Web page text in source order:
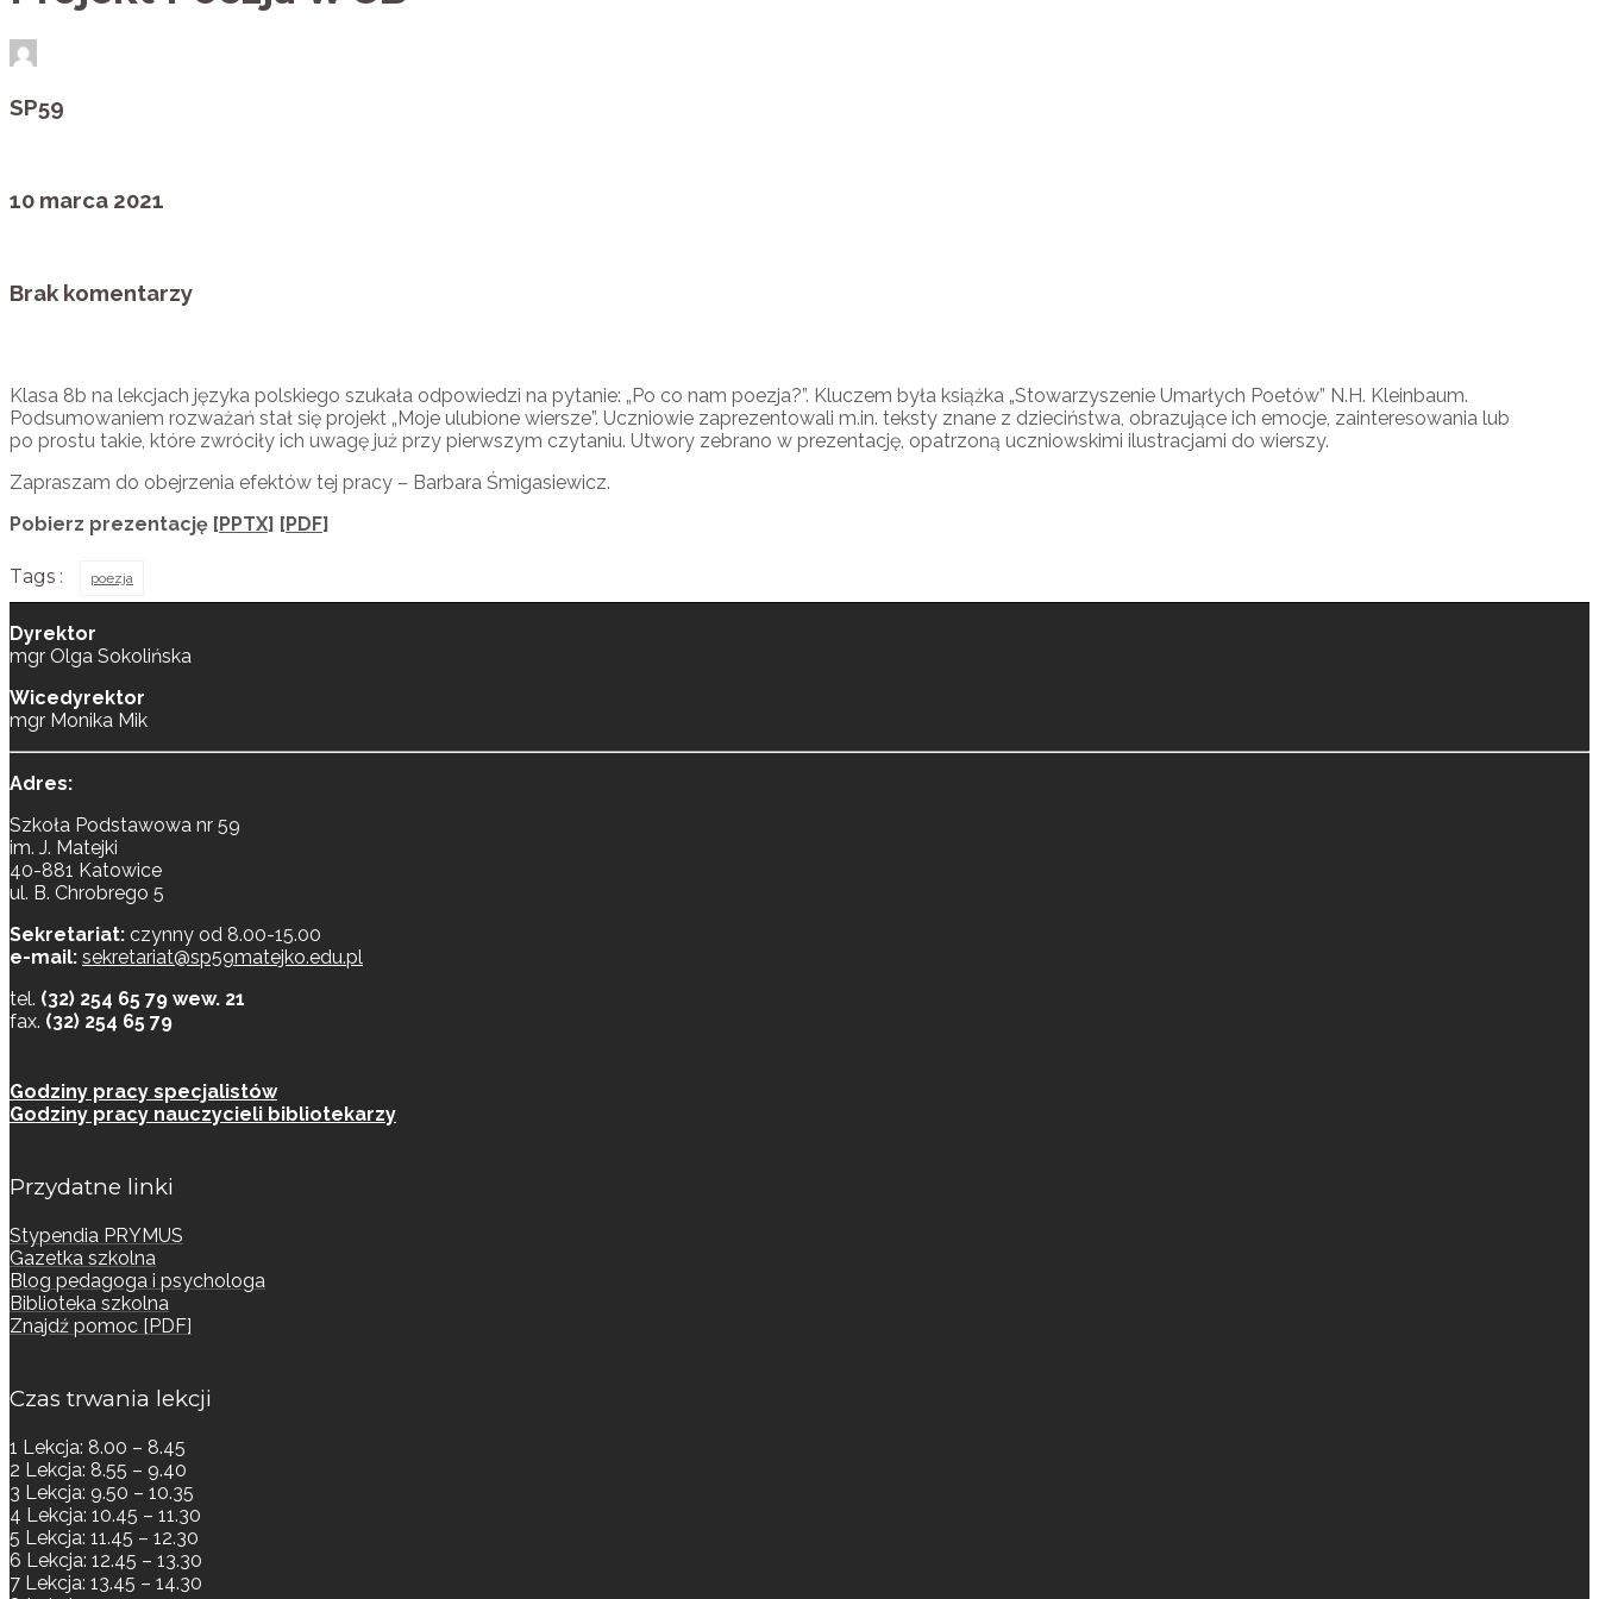
SP59
10 marca 2021
Brak komentarzy
Klasa 8b na lekcjach języka polskiego szukała odpowiedzi na pytanie: „Po co nam poezja?”. Kluczem była książka „Stowarzyszenie Umarłych Poetów” N.H. Kleinbaum.
Podsumowaniem rozważań stał się projekt „Moje ulubione wiersze”. Uczniowie zaprezentowali m.in. teksty znane z dzieciństwa, obrazujące ich emocje, zainteresowania lub
po prostu takie, które zwróciły ich uwagę już przy pierwszym czytaniu. Utwory zebrano w prezentację, opatrzoną uczniowskimi ilustracjami do wierszy.
Zapraszam do obejrzenia efektów tej pracy – Barbara Śmigasiewicz.
Pobierz prezentację [PPTX] [PDF]
Tags : poezja
Dyrektor
mgr Olga Sokolińska
Wicedyrektor
mgr Monika Mik
Adres:
Szkoła Podstawowa nr 59
im. J. Matejki
40-881 Katowice
ul. B. Chrobrego 5
Sekretariat: czynny od 8.00-15.00
e-mail: sekretariat@sp59matejko.edu.pl
tel. (32) 254 65 79 wew. 21
fax. (32) 254 65 79
Godziny pracy specjalistów
Godziny pracy nauczycieli bibliotekarzy
Przydatne linki
Stypendia PRYMUS
Gazetka szkolna
Blog pedagoga i psychologa
Biblioteka szkolna
Znajdź pomoc [PDF]
Czas trwania lekcji
1 Lekcja: 8.00 – 8.45
2 Lekcja: 8.55 – 9.40
3 Lekcja: 9.50 – 10.35
4 Lekcja: 10.45 – 11.30
5 Lekcja: 11.45 – 12.30
6 Lekcja: 12.45 – 13.30
7 Lekcja: 13.45 – 14.30